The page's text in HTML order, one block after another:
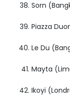
Sorn
Piazza
Le Du
Mayta
Ikoyi